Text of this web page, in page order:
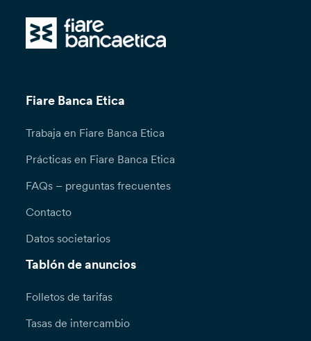
Fiare Banca Etica
Trabaja en Fiare Banca Etica
Prácticas en Fiare Banca Etica
FAQs – preguntas frecuentes
Contacto
Datos societarios
Tablón de anuncios
Folletos de tarifas
Tasas de intercambio